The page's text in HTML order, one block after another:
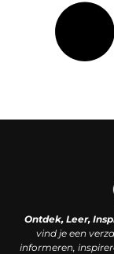
Ontdek, Leer,
vind je een
informeren,